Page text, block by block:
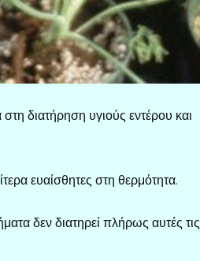
διατήρηση υγιούς εντέρου και
ευαίσθητες στη θερμότητα.
δεν διατηρεί πλήρως αυτές τις